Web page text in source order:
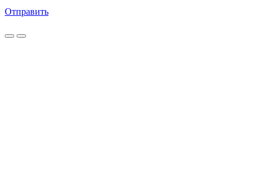
Отправить